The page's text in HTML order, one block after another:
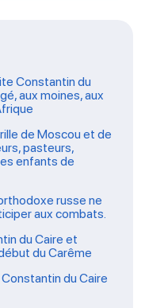
Constantin du
aux moines, aux
de Moscou et de
pasteurs,
enfants de
russe ne
aux combats.
du Caire et
du Carême
du Caire